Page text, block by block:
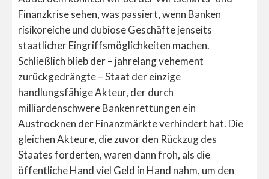
Finanzkrise sehen, was passiert, wenn Banken
risikoreiche und dubiose Geschäfte jenseits
staatlicher Eingriffsmöglichkeiten machen.
Schließlich blieb der – jahrelang vehement
zurückgedrängte – Staat der einzige
handlungsfähige Akteur, der durch
milliardenschwere Bankenrettungen ein
Austrocknen der Finanzmärkte verhindert hat. Die
gleichen Akteure, die zuvor den Rückzug des
Staates forderten, waren dann froh, als die
öffentliche Hand viel Geld in Hand nahm, um den